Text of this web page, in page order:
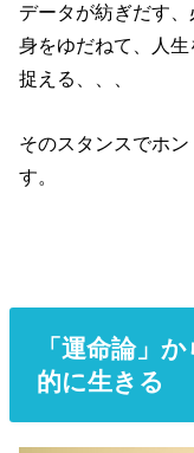
データが紡ぎだす
身をゆだねて、人
捉える、、、
そのスタンスでホ
す。
「運命論」
的に生きる